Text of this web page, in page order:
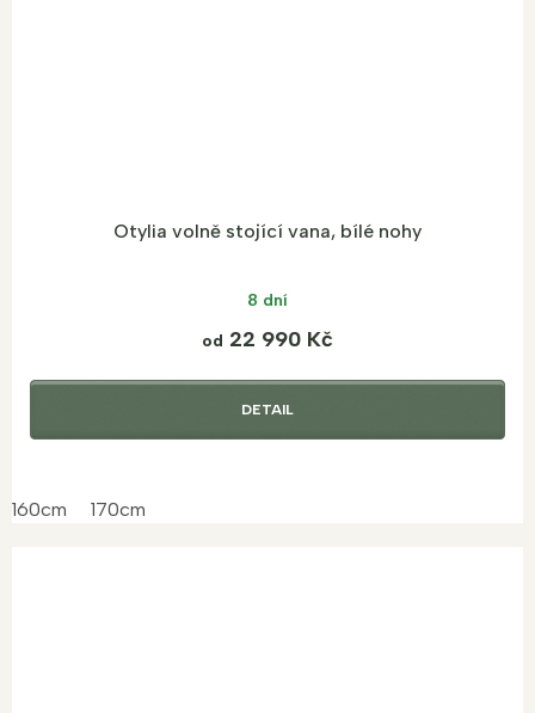
Otylia volně stojící vana, bílé nohy
8 dní
od 22 990 Kč
DETAIL
160cm 170cm